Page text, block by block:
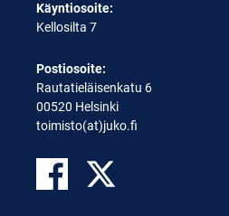
Käyntiosoite:
Kellosilta 7
Postiosoite:
Rautatieläisenkatu 6
00520 Helsinki
toimisto(at)juko.fi